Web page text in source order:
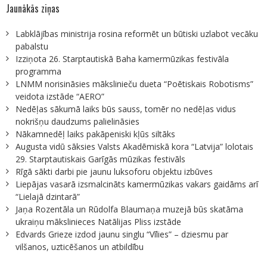
Jaunākās ziņas
Labklājības ministrija rosina reformēt un būtiski uzlabot vecāku
pabalstu
Izziņota 26. Starptautiskā Baha kamermūzikas festivāla
programma
LNMM norisināsies mākslinieču dueta “Poētiskais Robotisms”
veidota izstāde “AERO”
Nedēļas sākumā laiks būs sauss, tomēr no nedēļas vidus
nokrišņu daudzums palielināsies
Nākamnedēļ laiks pakāpeniski kļūs siltāks
Augusta vidū sāksies Valsts Akadēmiskā kora “Latvija” lolotais
29. Starptautiskais Garīgās mūzikas festivāls
Rīgā sākti darbi pie jaunu luksoforu objektu izbūves
Liepājas vasarā izsmalcināts kamermūzikas vakars gaidāms arī
“Lielajā dzintarā”
Jaņa Rozentāla un Rūdolfa Blaumaņa muzejā būs skatāma
ukraiņu mākslinieces Natālijas Pliss izstāde
Edvards Grieze izdod jaunu singlu “Vīlies” – dziesmu par
vilšanos, uzticēšanos un atbildību